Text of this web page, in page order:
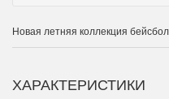
Новая летняя коллекция
ХАРАКТЕРИСТИКИ